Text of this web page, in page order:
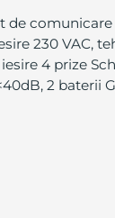
230 VAC,
4 prize
2 baterii